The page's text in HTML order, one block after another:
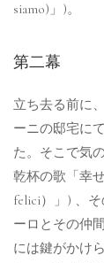
siamo)」)。
第二幕
立ち去る前に
ーニの邸宅に
た。そこで気
乾杯の歌「幸
felici）」) 、
ーロとその仲
には鍵がかけ